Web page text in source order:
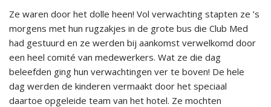
Ze waren door het dolle heen! Vol verwachting stapten ze ’s
morgens met hun rugzakjes in de grote bus die Club Med
had gestuurd en ze werden bij aankomst verwelkomd door
een heel comité van medewerkers. Wat ze die dag
beleefden ging hun verwachtingen ver te boven! De hele
dag werden de kinderen vermaakt door het speciaal
daartoe opgeleide team van het hotel. Ze mochten